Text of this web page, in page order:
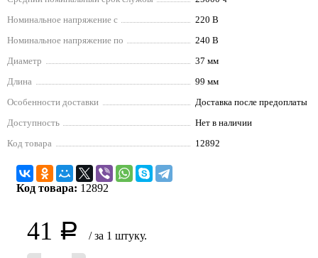
Номинальное напряжение с
220 В
Номинальное напряжение по
240 В
Диаметр
37 мм
Длина
99 мм
Особенности доставки
Доставка после предоплаты
Доступность
Нет в наличии
Код товара
12892
Код товара: 12892
41 Р / за 1 штуку.